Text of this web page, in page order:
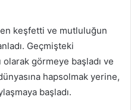
keşfetti ve mutluluğun
Geçmişteki
olarak görmeye başladı ve
hapsolmak yerine,
başladı.